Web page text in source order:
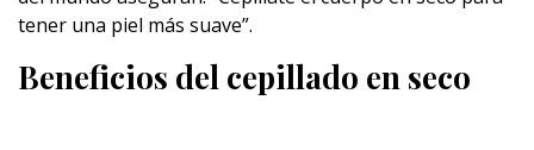
tener una piel más suave”.
Beneficios del cepillado en seco